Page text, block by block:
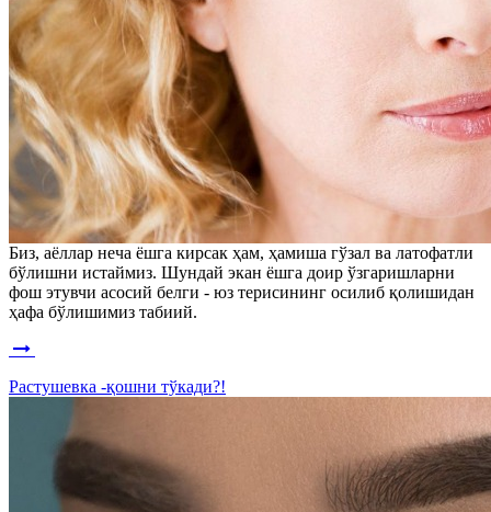
Биз, аёллар неча ёшга кирсак ҳам, ҳамиша гўзал ва латофатли
бўлишни истаймиз. Шундай экан ёшга доир ўзгаришларни
фош этувчи асосий белги - юз терисининг осилиб қолишидан
ҳафа бўлишимиз табиий.
Растушевка -қошни тўкади?!